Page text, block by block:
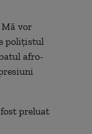
vor
polițistul
afro-
preluat